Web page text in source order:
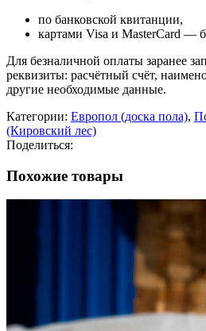
по банковской квитанции,
картами Visa и MasterCard —
Для безналичной оплаты заранее
реквизиты: расчётный счёт,
другие необходимые данные.
Категории: Европол (доска пола),
(Кировский лес)‎
Поделиться:
Похожие товары